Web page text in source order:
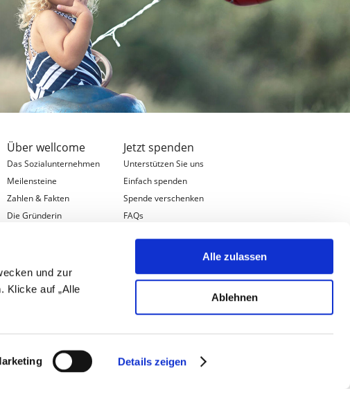
und zur
Klicke auf „Alle
Details zeigen
Alle zulassen
Ablehnen
Über wellcome
Das Sozialunternehmen
Meilensteine
Zahlen & Fakten
Die Gründerin
Schirmherrschaften
Aktuelles
Jetzt spenden
Unterstützen Sie uns
Einfach spenden
Spende verschenken
FAQs